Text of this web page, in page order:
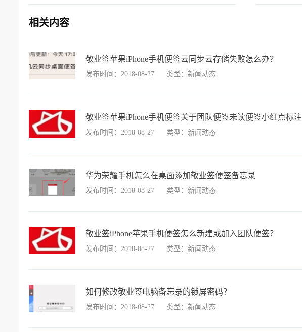
相关内容
敬业签苹果iPhone手机便签云同步云存储失败怎么办？
发布时间：2018-08-27 类型：新闻动态
敬业签苹果iPhone手机便签关于团队便签未读便签小红点标注
发布时间：2018-08-27 类型：新闻动态
华为荣耀手机怎么在桌面添加敬业签便签备忘录
发布时间：2018-08-27 类型：新闻动态
敬业签iPhone苹果手机便签怎么新建或加入团队便签？
发布时间：2018-08-27 类型：新闻动态
如何修改敬业签电脑备忘录的锁屏密码？
发布时间：2018-08-27 类型：新闻动态